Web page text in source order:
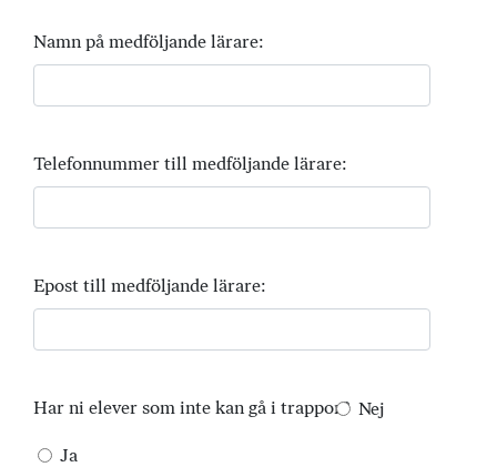
Namn på medföljande lärare:
Telefonnummer till medföljande lärare:
Epost till medföljande lärare:
Har ni elever som inte kan gå i trappor? Nej
Ja